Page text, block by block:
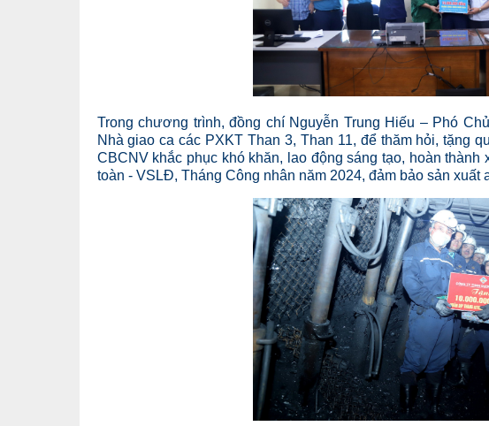
Trong chương trình, đồng chí Nguyễn Trung Hiếu – Phó
Nhà giao ca các PXKT Than 3, Than 11, để thăm hỏi, tặng
CBCNV khắc phục khó khăn, lao động sáng tạo, hoàn
toàn - VSLĐ, Tháng Công nhân năm 2024, đảm bảo sản xuất